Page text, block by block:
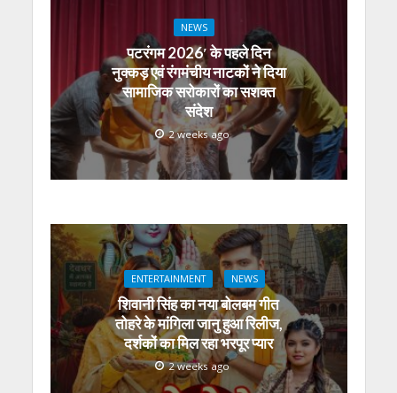
NEWS
पटरंगम 2026′ के पहले दिन
नुक्कड़ एवं रंगमंचीय नाटकों ने दिया
सामाजिक सरोकारों का सशक्त
संदेश
2 weeks ago
ENTERTAINMENT NEWS
शिवानी सिंह का नया बोलबम गीत
तोहरे के मांगिला जानु हुआ रिलीज,
दर्शकों का मिल रहा भरपूर प्यार
2 weeks ago